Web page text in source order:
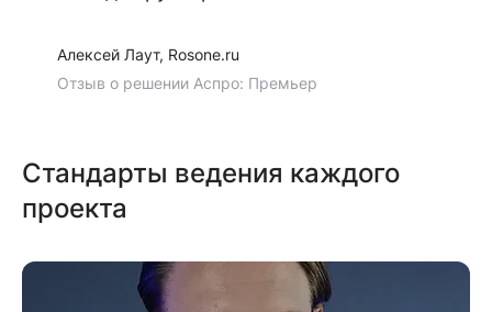
оценка нашего технического
специалиста: «...семантическая
остались довольны, даже несмотря
на мелкие недочеты. Отдельная
скорость реакции.»
Алексей Лаут, Rosone.ru
Отзыв о решении Аспро: Премьер
Стандарты ведения каждого
проекта